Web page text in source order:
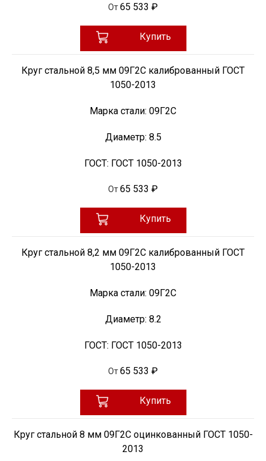
От65 533 ₽
Купить
Круг стальной 8,5 мм 09Г2С калиброванный ГОСТ
1050-2013
Марка стали: 09Г2С
Диаметр: 8.5
ГОСТ: ГОСТ 1050-2013
От65 533 ₽
Купить
Круг стальной 8,2 мм 09Г2С калиброванный ГОСТ
1050-2013
Марка стали: 09Г2С
Диаметр: 8.2
ГОСТ: ГОСТ 1050-2013
От65 533 ₽
Купить
Круг стальной 8 мм 09Г2С оцинкованный ГОСТ 1050-
2013